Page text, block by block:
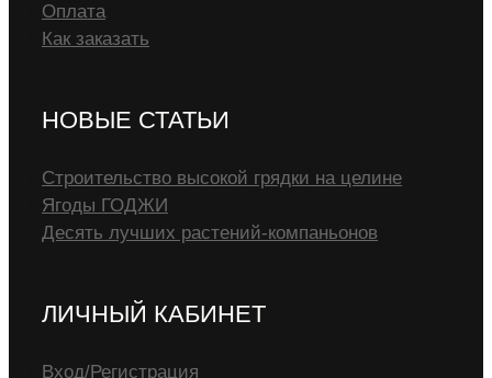
Оплата
Как заказать
НОВЫЕ СТАТЬИ
Строительство высокой грядки на целине
Ягоды ГОДЖИ
Десять лучших растений-компаньонов
ЛИЧНЫЙ КАБИНЕТ
Вход/Регистрация